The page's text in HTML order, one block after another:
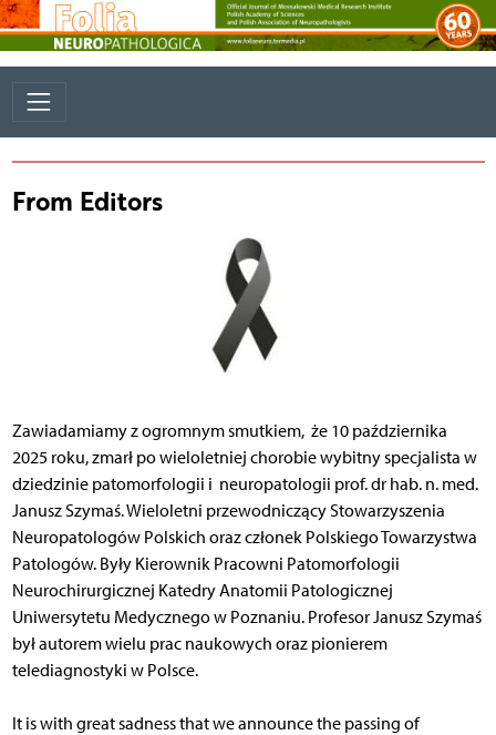
From Editors
Zawiadamiamy z ogromnym smutkiem, że 10 października
2025 roku, zmarł po wieloletniej chorobie wybitny specjalista w
dziedzinie patomorfologii i neuropatologii prof. dr hab. n. med.
Janusz Szymaś. Wieloletni przewodniczący Stowarzyszenia
Neuropatologów Polskich oraz członek Polskiego Towarzystwa
Patologów. Były Kierownik Pracowni Patomorfologii
Neurochirurgicznej Katedry Anatomii Patologicznej
Uniwersytetu Medycznego w Poznaniu. Profesor Janusz Szymaś
był autorem wielu prac naukowych oraz pionierem
telediagnostyki w Polsce.
It is with great sadness that we announce the passing of